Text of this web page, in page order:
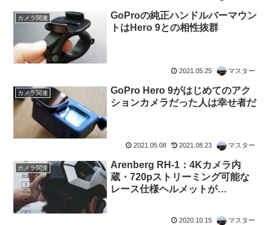
カメラ関連
GoProの純正ハンドルバーマウン
トはHero 9との相性抜群
2021.05.25 マスター
カメラ関連
GoPro Hero 9がはじめてのアク
ションカメラだった人は幸せ者だ
2021.05.08 2021.08.23 マスター
カメラ関連
Arenberg RH-1：4Kカメラ内
蔵・720pストリーミング可能な
レース仕様ヘルメットが
2020.10.15 マスター